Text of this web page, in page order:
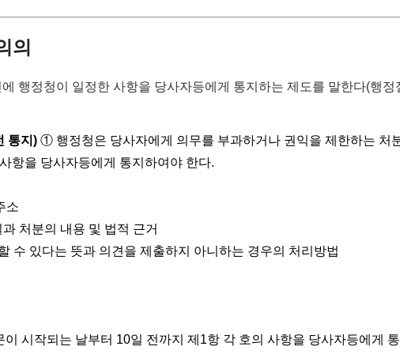
의
행정청이 일정한 사항을 당사자등에게 통지하는 제도를 말한다(행정
통지) ① 행정청은 당사자에게 의무를 부과하거나 권익을 제한하는 처
항을 당사자등에게 통지하여야 한다.
소
처분의 내용 및 법적 근거
수 있다는 뜻과 의견을 제출하지 아니하는 경우의 처리방법
시작되는 날부터 10일 전까지 제1항 각 호의 사항을 당사자등에게